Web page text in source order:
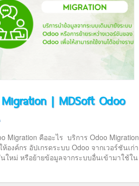
| MDSoft Odoo
Migration คืออะไร บริการ Odoo Migration
องค์กร อัปเกรดระบบ Odoo จากเวอร์ชันเก่า
นใหม่ หรือย้ายข้อมูลจากระบบอื่นเข้ามาใช้ใน